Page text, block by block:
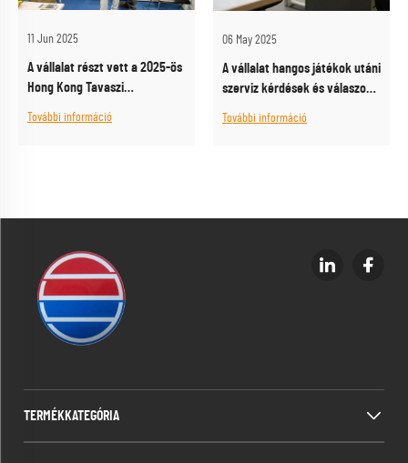
11 Jun 2025
A vállalat részt vett a 2025-ös
Hong Kong Tavaszi
sikeres eredményeket ért el
További információ
06 May 2025
A vállalat hangos játékok utáni
szerviz kérdések és válaszok,
szolgáltatásfejlesztés
További információ
TERMÉKKATEGÓRIA